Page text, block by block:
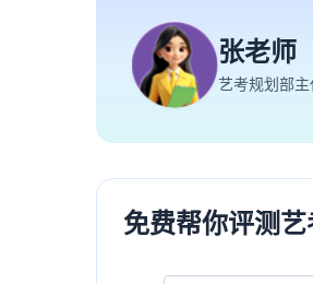
张老师
艺考规划部
免费帮你评测